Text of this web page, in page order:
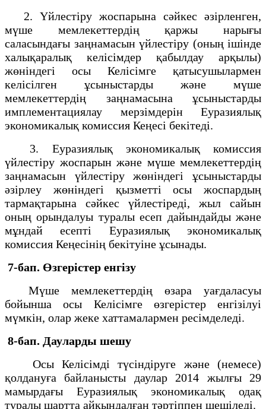
2. Үйлестіру жоспарына сәйкес әзірленген,
мүше мемлекеттердің қаржы нарығы
саласындағы заңнамасын үйлестіру (оның ішінде
халықаралық келісімдер қабылдау арқылы)
жөніндегі осы Келісімге қатысушылармен
келісілген ұсыныстарды және мүше
мемлекеттердің заңнамасына ұсыныстарды
имплементациялау мерзімдерін Еуразиялық
экономикалық комиссия Кеңесі бекітеді.
3. Еуразиялық экономикалық комиссия
үйлестіру жоспарын және мүше мемлекеттердің
заңнамасын үйлестіру жөніндегі ұсыныстарды
әзірлеу жөніндегі қызметті осы жоспардың
тармақтарына сәйкес үйлестіреді, жыл сайын
оның орындалуы туралы есеп дайындайды және
мұндай есепті Еуразиялық экономикалық
комиссия Кеңесінің бекітуіне ұсынады.
7-бап. Өзгерістер енгізу
Мүше мемлекеттердің өзара уағдаласуы
бойынша осы Келісімге өзгерістер енгізілуі
мүмкін, олар жеке хаттамалармен ресімделеді.
8-бап. Дауларды шешу
Осы Келісімді түсіндіруге және (немесе)
қолдануға байланысты даулар 2014 жылғы 29
мамырдағы Еуразиялық экономикалық одақ
туралы шартта айқындалған тәртіппен шешіледі.